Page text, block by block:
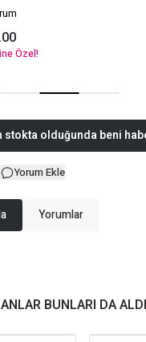
Özel!
stokta olduğunda beni
Yorum Ekle
Yorumlar
BUNLARI DA ALDI